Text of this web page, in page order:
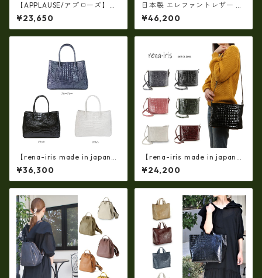
【APPLAUSE/アプローズ】レ
ザー コンビフラップ リュック
（日本製）ap-5012
¥23,650
日本製 エレファントレザー ×
姫路レザー ラウンドファスナ
ーロングウォレット長財布 本
革(5175)
¥46,200
【rena-iris made in japan】
【日本製】牛革エナメルクロ
コ 軽量ラージサイズ・トート
バッグ ir-674
¥36,300
【rena-iris made in japan】
牛革製品・エナメルクロコ・
ショルダーバッグ(日本製）ir-
4042
¥24,200